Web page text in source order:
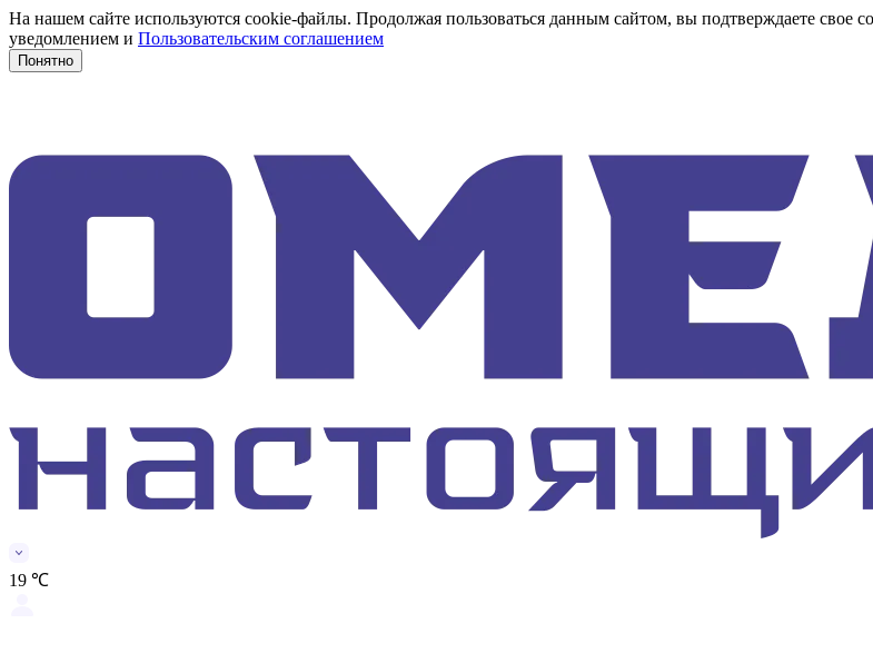
На нашем сайте используются cookie-файлы. Продолжая пользоваться данным сайтом, вы подтверждаете свое
уведомлением и Пользовательским соглашением
Понятно
19 ℃